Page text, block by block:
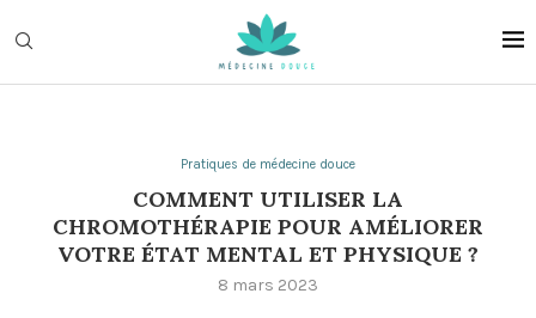
Pratiques de médecine douce
COMMENT UTILISER LA
CHROMOTHÉRAPIE POUR AMÉLIORER
VOTRE ÉTAT MENTAL ET PHYSIQUE ?
8 mars 2023